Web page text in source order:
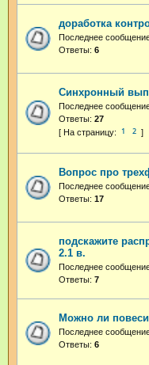
доработка
Последнее
Ответы: 6
Синхронный
Последнее
Ответы: 27
1 2
Вопрос про
Последнее
Ответы: 17
подскажите
2.1 в.
Последнее
Ответы: 7
Можно ли
Последнее
Ответы: 6